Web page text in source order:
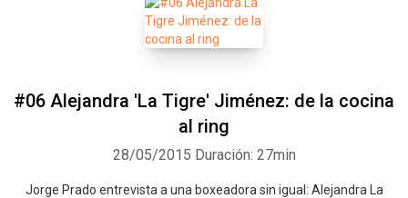
#06 Alejandra 'La Tigre' Jiménez: de la cocina
al ring
28/05/2015 Duración: 27min
Jorge Prado entrevista a una boxeadora sin igual: Alejandra La